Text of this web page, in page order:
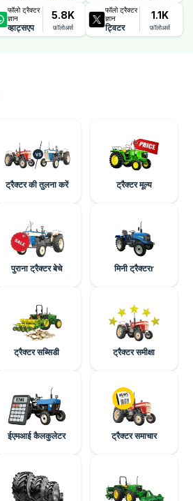
फॉलो ट्रैक्टर
ज्ञान
व्हाट्सएप
5.8K
फ़ॉलोअर्स
फॉलो ट्रैक्टर
ज्ञान
ट्विटर
1.1K
फ़ॉलोअर्स
ट्रैक्टर की तुलना करें ट्रैक्टर मूल्य
पुराना ट्रैक्टर बेचे मिनी ट्रैक्टरr
ट्रैक्टर सब्सिडी ट्रैक्टर समीक्षा
ईएमआई कैलकुलेटर ट्रैक्टर समाचार